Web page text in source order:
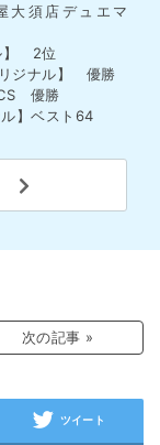
大須店デュエマ
】 2位
ジナル】 優勝
優勝
】ベスト64
次の記事 »